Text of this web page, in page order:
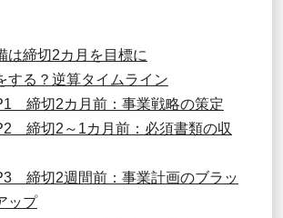
は締切2カ月を目標に
する？逆算タイムライン
締切2カ月前：事業戦略の策定
締切2～1カ月前：必須書類の収
締切2週間前：事業計画のブラッ
ップ